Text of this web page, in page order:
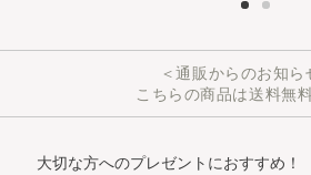
＜通販からのお知ら
こちらの商品は送料無料
大切な方へのプレゼントにおすすめ！